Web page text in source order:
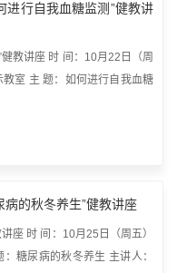
进行自我血糖监测”健教讲
教讲座 时 间：10月22日（周
室 主 题：如何进行自我血糖
病的秋冬养生”健教讲座
座 时 间：10月25日（周五）
糖尿病的秋冬养生 主讲人：